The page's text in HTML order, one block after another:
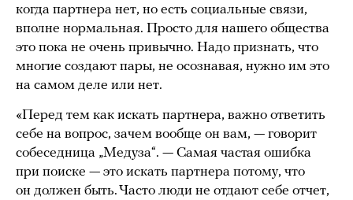
когда партнера нет, но есть социальные связи,
вполне нормальная. Просто для нашего общества
это пока не очень привычно. Надо признать, что
многие создают пары, не осознавая, нужно им это
на самом деле или нет.
«Перед тем как искать партнера, важно ответить
себе на вопрос, зачем вообще он вам, — говорит
собеседница „Медуза“. — Самая частая ошибка
при поиске — это искать партнера потому, что
он должен быть. Часто люди не отдают себе отчет,